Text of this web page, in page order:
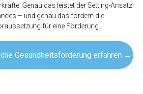
Genau das leistet der Setting-Ansatz
– und genau das fordern die
für eine Förderung.
Gesundheitsförderung erfahren →